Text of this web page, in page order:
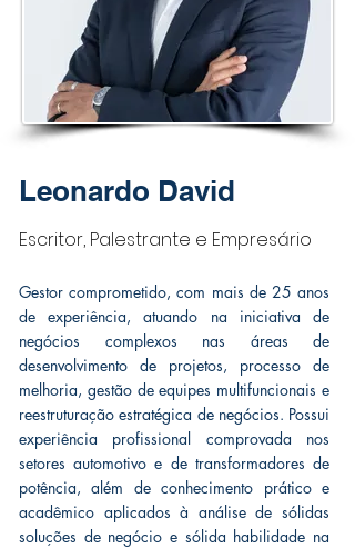
Leonardo David
Escritor, Palestrante e Empresário
Gestor comprometido, com mais de 25 anos
de experiência, atuando na iniciativa de
negócios complexos nas áreas de
desenvolvimento de projetos, processo de
melhoria, gestão de equipes multifuncionais e
reestruturação estratégica de negócios. Possui
experiência profissional comprovada nos
setores automotivo e de transformadores de
potência, além de conhecimento prático e
acadêmico aplicados à análise de sólidas
soluções de negócio e sólida habilidade na